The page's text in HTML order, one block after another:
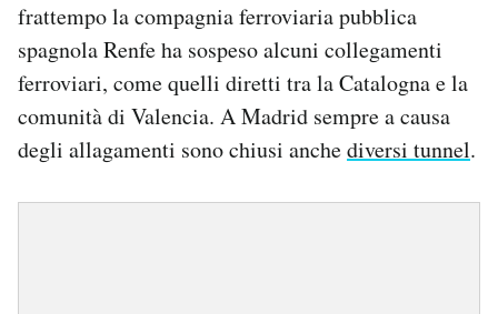
frattempo la compagnia ferroviaria pubblica
spagnola Renfe ha sospeso alcuni collegamenti
ferroviari, come quelli diretti tra la Catalogna e la
comunità di Valencia. A Madrid sempre a causa
degli allagamenti sono chiusi anchediversi tunnel.